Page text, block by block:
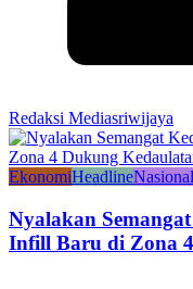
Redaksi Mediasriwijaya
EkonomiHeadlineNasional
Nyalakan
Infill Baru di Zona